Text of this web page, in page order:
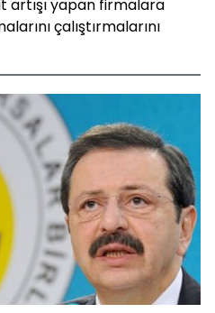
artışı yapan firmalara
çalıştırmalarını